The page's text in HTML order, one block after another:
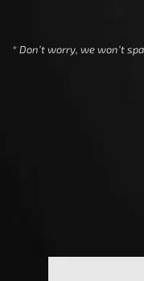
* Don’t worry, we won’t